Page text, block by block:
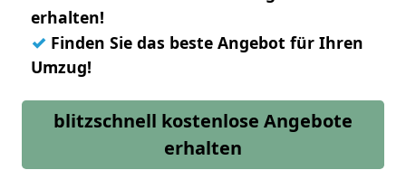
erhalten!
✓ Finden Sie das beste Angebot für Ihren
Umzug!
blitzschnell kostenlose Angebote
erhalten